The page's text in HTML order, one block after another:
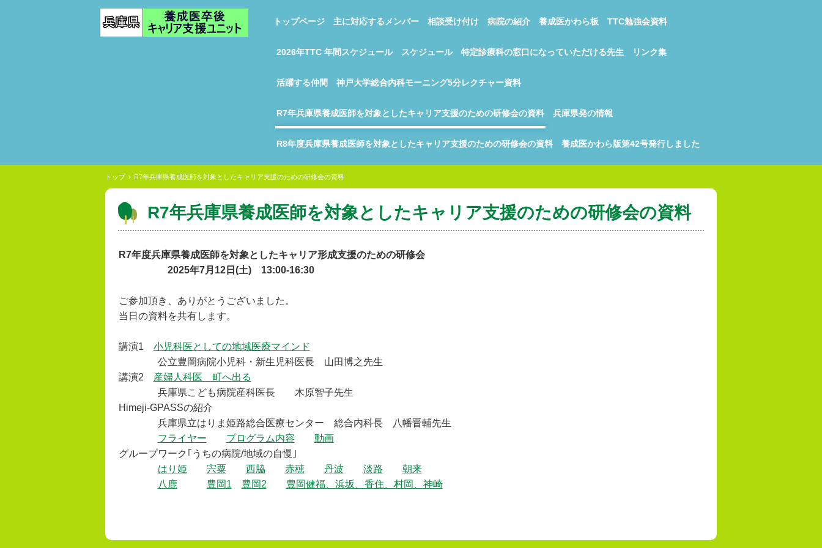
トップページ 主に対応するメンバー 相談受け付け 病院の紹介 養成医かわら板 TTC勉強会資料
2026年TTC 年間スケジュール スケジュール 特定診療科の窓口になっていただける先生 リンク集
活躍する仲間 神戸大学総合内科モーニング5分レクチャー資料
R7年兵庫県養成医師を対象としたキャリア支援のための研修会の資料 兵庫県発の情報
R8年度兵庫県養成医師を対象としたキャリア支援のための研修会の資料 養成医かわら版第42号発行しました
トップ › R7年兵庫県養成医師を対象としたキャリア支援のための研修会の資料
R7年兵庫県養成医師を対象としたキャリア支援のための研修会の資料
R7年度兵庫県養成医師を対象としたキャリア形成支援のための研修会
2025年7月12日(土) 13:00-16:30
ご参加頂き、ありがとうございました。
当日の資料を共有します。
講演1 小児科医としての地域医療マインド
公立豊岡病院小児科・新生児科医長 山田博之先生
講演2 産婦人科医 町へ出る
兵庫県こども病院産科医長 木原智子先生
Himeji-GPASSの紹介
兵庫県立はりま姫路総合医療センター 総合内科長 八幡晋輔先生
フライヤー
プログラム内容
動画
グループワーク｢うちの病院/地域の自慢｣
はり姫
宍粟 西脇 赤穂 丹波 淡路
朝来
八鹿
豊岡1 豊岡2 豊岡健福、浜坂、香住、村岡、神崎